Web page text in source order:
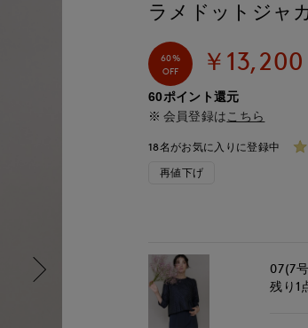
ラメドットジャ
60%
OFF
￥13,200
60ポイント還元
会員登録は こちら
18名がお気に入りに登録中
再値下げ
07(7
残り1